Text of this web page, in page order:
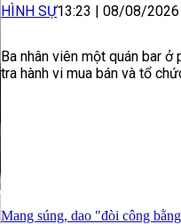
HÌNH SỰ13:23 | 08/08/2026
Ba nhân viên một quán bar
tra hành vi mua bán và tổ
Mang súng, dao "đòi công